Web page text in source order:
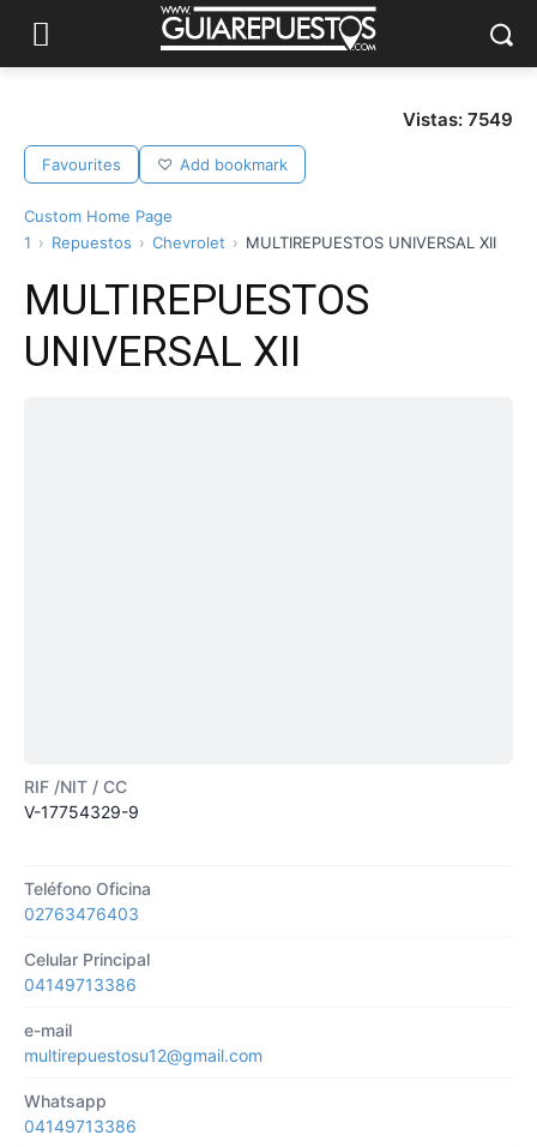
Vistas: 7549
Favourites Add bookmark
Custom Home Page
1
Repuestos Chevrolet MULTIREPUESTOS UNIVERSAL XII
MULTIREPUESTOS
UNIVERSAL XII
RIF /NIT / CC
V-17754329-9
Teléfono Oficina
02763476403
Celular Principal
04149713386
e-mail
multirepuestosu12@gmail.com
Whatsapp
04149713386